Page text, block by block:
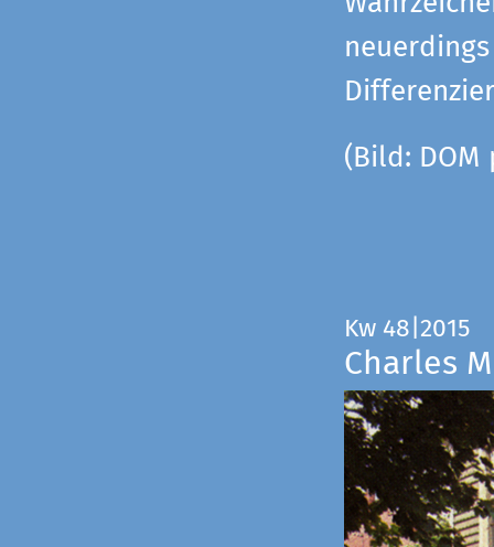
(Bild: DOM
Kw 48|2015
Charles